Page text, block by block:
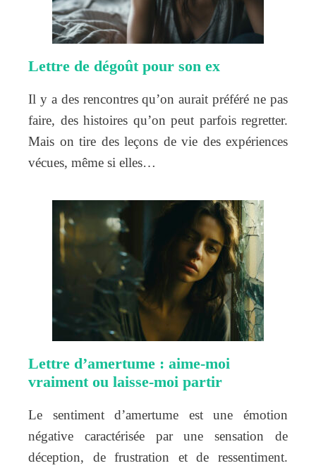
Lettre de dégoût pour son ex
Il y a des rencontres qu’on aurait préféré ne pas
faire, des histoires qu’on peut parfois regretter.
Mais on tire des leçons de vie des expériences
vécues, même si elles…
Lettre d’amertume : aime-moi
vraiment ou laisse-moi partir
Le sentiment d’amertume est une émotion
négative caractérisée par une sensation de
déception, de frustration et de ressentiment.